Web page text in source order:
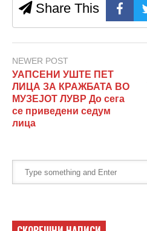
Share This
NEWER POST
УАПСЕНИ УШТЕ ПЕТ
ЛИЦА ЗА КРАЖБАТА ВО
МУЗЕЈОТ ЛУВР До сега
се приведени седум
лица